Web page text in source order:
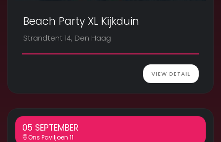
Beach Party XL Kijkduin
Strandtent 14, Den Haag
VIEW DETAIL
05 SEPTEMBER
Ons Paviljoen 11